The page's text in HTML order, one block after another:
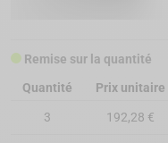
Remise sur la quantité
Quantité
Prix unitaire
3 192,28 €